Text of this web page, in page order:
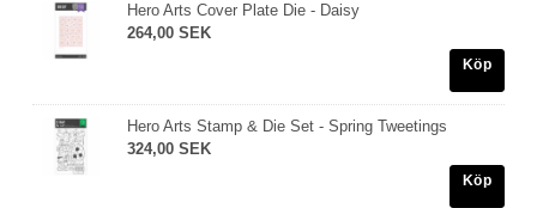
Hero Arts Cover Plate Die - Daisy
264,00 SEK
Köp
Hero Arts Stamp & Die Set - Spring Tweetings
324,00 SEK
Köp